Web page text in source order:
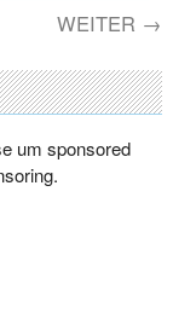
WEITER →
um sponsored